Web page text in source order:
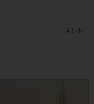
À 1 KM